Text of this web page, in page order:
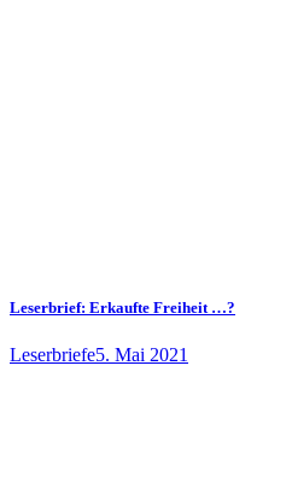
Leserbrief: Erkaufte Freiheit …?
Leserbriefe5. Mai 2021